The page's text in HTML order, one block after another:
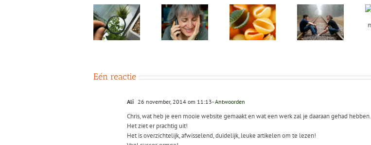
De vier
‘Levensvrienden’
–
Oordeel als
aspect van
Open
zelfonderzoek
– leer
Ervaren
van de ziel
– De magie
Eén reactie
Ali 26 november, 2014 om 11:13- Antwoorden
Chris, wat heb je een mooie website gemaakt en wat een werk zal je daaraan gehad hebben.
Het ziet er prachtig uit!
Het is overzichtelijk, afwisselend, duidelijk, leuke artikelen om te lezen!